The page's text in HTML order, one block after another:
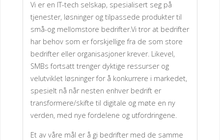
Vi er en IT-tech selskap, spesialisert seg på
tjenester, løsninger og tilpassede produkter til
små-og mellomstore bedrifter.Vi tror at bedrifter
har behov som er forskjellige fra de som store
bedrifter eller organisasjoner krever. Likevel,
SMBs fortsatt trenger dyktige ressurser og
velutviklet løsninger for å konkurrere i markedet,
spesielt nå når nesten enhver bedrift er
transformere/skifte til digitale og møte en ny
verden, med nye fordelene og utfordringene.
Et av våre mål er å gi bedrifter med de samme